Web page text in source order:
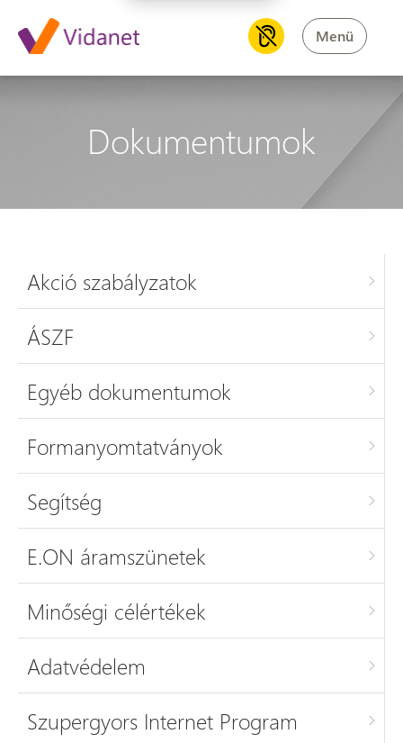
Menü
Dokumentumok
Akció szabályzatok
ÁSZF
Egyéb dokumentumok
Formanyomtatványok
Segítség
E.ON áramszünetek
Minőségi célértékek
Adatvédelem
Szupergyors Internet Program